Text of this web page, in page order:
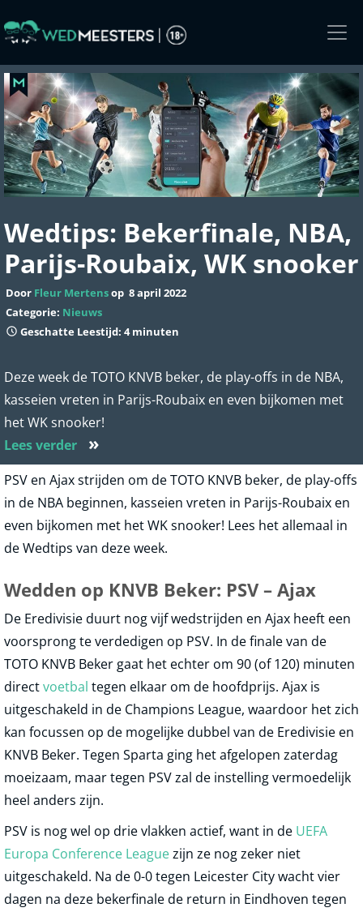
to
content
Wedtips: Bekerfinale, NBA,
Parijs-Roubaix, WK snooker
Door Fleur Mertensop 8 april 2022
Categorie: Nieuws
Geschatte Leestijd: 4 minuten
Deze week de TOTO KNVB beker, de play-offs in de NBA,
kasseien vreten in Parijs-Roubaix en even bijkomen met
het WK snooker!
Lees verder
»
PSV en Ajax strijden om de TOTO KNVB beker, de play-offs
in de NBA beginnen, kasseien vreten in Parijs-Roubaix en
even bijkomen met het WK snooker! Lees het allemaal in
de Wedtips van deze week.
Wedden op KNVB Beker: PSV – Ajax
De Eredivisie duurt nog vijf wedstrijden en Ajax heeft een
voorsprong te verdedigen op PSV. In de finale van de
TOTO KNVB Beker gaat het echter om 90 (of 120) minuten
directvoetbal tegen elkaar om de hoofdprijs. Ajax is
uitgeschakeld in de Champions League, waardoor het zich
kan focussen op de mogelijke dubbel van de Eredivisie en
KNVB Beker. Tegen Sparta ging het afgelopen zaterdag
moeizaam, maar tegen PSV zal de instelling vermoedelijk
heel anders zijn.
PSV is nog wel op drie vlakken actief, want in de UEFA
Europa Conference Leaguezijn ze nog zeker niet
uitgeschakeld. Na de 0-0 tegen Leicester City wacht vier
dagen na deze bekerfinale de return in Eindhoven tegen